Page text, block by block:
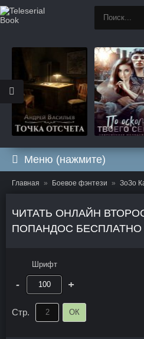
Меню (нажмите)
Главная Боевое фэнтези ЗоЗо
ЧИТАТЬ ОНЛАЙН
ПОПАНДОС БЕСПЛАТНО
Шрифт
- +
Стр. ОК